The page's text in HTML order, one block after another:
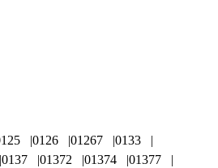
0126 01267
0133
0137 01372 01374
01377